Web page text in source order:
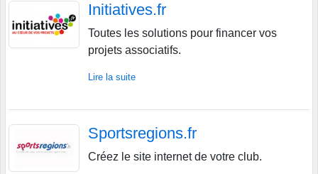
Initiatives.fr
Toutes les solutions pour financer vos
projets associatifs.
Lire la suite
Sportsregions.fr
Créez le site internet de votre club.